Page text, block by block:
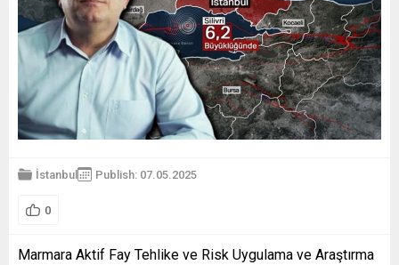
İstanbul Publish: 07.05.2025
0
Marmara Aktif Fay Tehlike ve Risk Uygulama ve Araştırma